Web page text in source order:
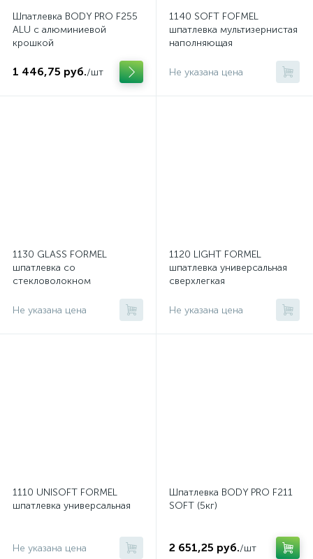
Шпатлевка BODY PRO F255
ALU с алюминиевой
крошкой
1 446,75 руб./шт
1140 SOFT FOFMEL
шпатлевка мультизернистая
наполняющая
Не указана цена
1130 GLASS FORMEL
шпатлевка со
стекловолокном
Не указана цена
1120 LIGHT FORMEL
шпатлевка универсальная
сверхлегкая
Не указана цена
1110 UNISOFT FORMEL
шпатлевка универсальная
Не указана цена
Шпатлевка BODY PRO F211
SOFT (5кг)
2 651,25 руб./шт